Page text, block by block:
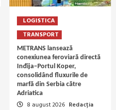
LOGISTICA
TRANSPORT
METRANS lansează
conexiunea feroviară directă
Inđija–Portul Koper,
consolidând fluxurile de
marfă din Serbia către
Adriatica
8 august 2026 Redacția